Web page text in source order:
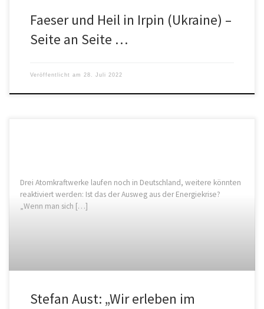
Faeser und Heil in Irpin (Ukraine) –
Seite an Seite …
Veröffentlicht am 28. Juli 2022
Drei Atomkraftwerke laufen noch in Deutschland, weitere könnten
reaktiviert werden: Ist das der Ausweg aus der Energiekrise?
„Wenn man sich […]
Stefan Aust: „Wir erleben im